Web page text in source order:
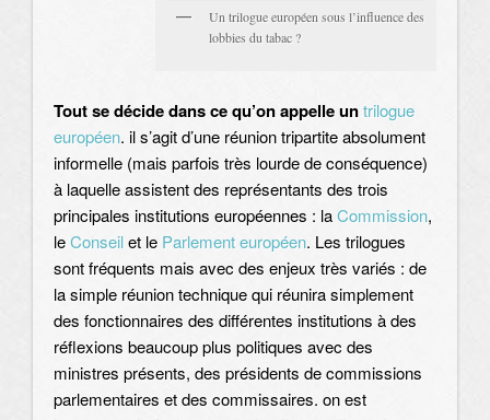
Un trilogue européen sous l’influence des
lobbies du tabac ?
Tout se décide dans ce qu’on appelle untrilogue
européen. il s’agit d’une réunion tripartite absolument
informelle (mais parfois très lourde de conséquence)
à laquelle assistent des représentants des trois
principales institutions européennes : laCommission,
leConseilet le Parlement européen. Les trilogues
sont fréquents mais avec des enjeux très variés : de
la simple réunion technique qui réunira simplement
des fonctionnaires des différentes institutions à des
réflexions beaucoup plus politiques avec des
ministres présents, des présidents de commissions
parlementaires et des commissaires. on est